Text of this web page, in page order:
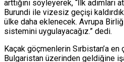
arttığını söyleyerek, “İlk adımları
Burundi ile vizesiz geçişi
ülke daha eklenecek. Avrupa
sistemini uygulayacağız.” dedi.
Kaçak göçmenlerin Sırbistan’a
Bulgaristan üzerinden geldiğine